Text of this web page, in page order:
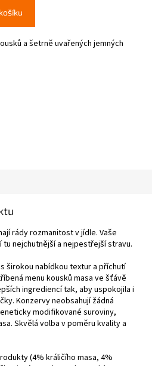
a šetrně uvařených jemných
rády rozmanitost v jídle. Vaše
nejchutnější a nejpestřejší stravu.
širokou nabídkou textur a příchutí
menu kousků masa ve šťávě
ingrediencí tak, aby uspokojila i
Konzervy neobsahují žádná
modifikované suroviny,
Skvělá volba v poměru kvality a
(4% králičího masa, 4%